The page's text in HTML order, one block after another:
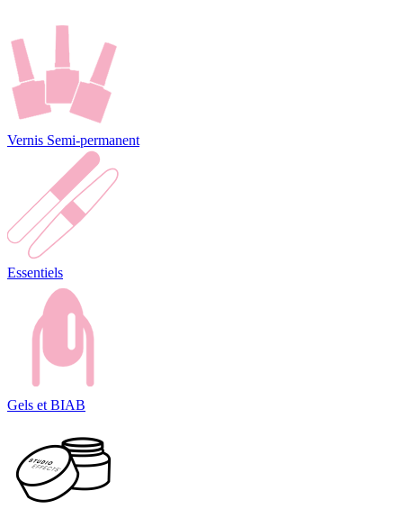
Vernis Semi-permanent
Essentiels
Gels et BIAB